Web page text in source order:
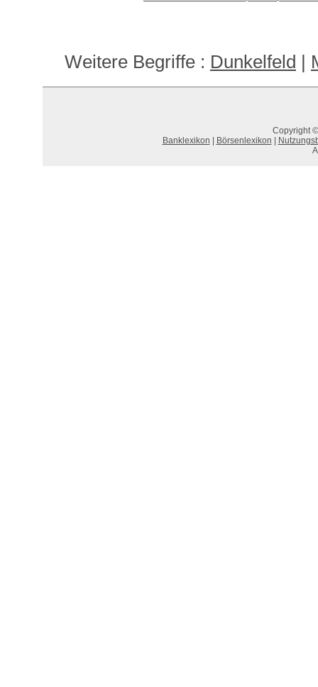
Weitere Begriffe : Dunkelfeld
Copyright
Banklexikon
Börsenlexikon